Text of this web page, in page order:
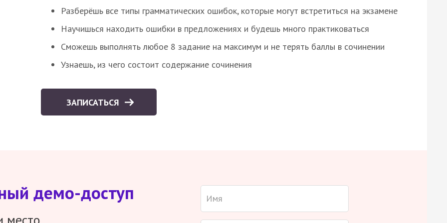
Разберёшь все типы грамматических ошибок, которые могут встретиться на экзамене
Научишься находить ошибки в предложениях и будешь много практиковаться
Сможешь выполнять любое 8 задание на максимум и не терять баллы в сочинении
Узнаешь, из чего состоит содержание сочинения
ЗАПИСАТЬСЯ
демо-доступ
место